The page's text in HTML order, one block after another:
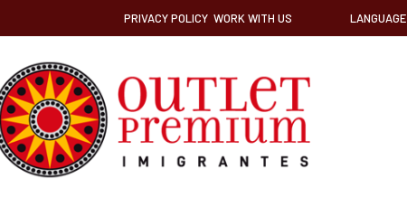
PRIVACY POLICY WORK WITH US LANGUAGE